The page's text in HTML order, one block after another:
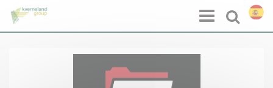
Select
Menu
Panel de gestión de cookies